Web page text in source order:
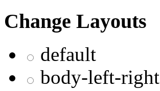
Change Layouts
default
body-left-right